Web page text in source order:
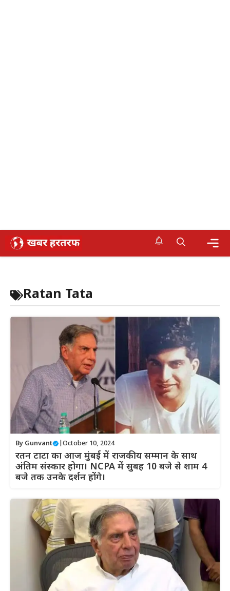
Skip
Ratan Tata
By Gunvant October 10, 2024
रतन टाटा का आज मुंबई में राजकीय सम्मान के साथ
अंतिम संस्कार होगा। NCPA में सुबह 10 बजे से शाम 4
बजे तक उनके दर्शन होंगे।